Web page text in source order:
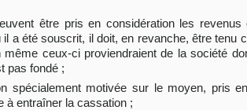
être pris en considération les revenus
a été souscrit, il doit, en revanche, être tenu
ceux-ci proviendraient de la société
pas fondé ;
spécialement motivée sur le moyen, pris
à entraîner la cassation ;